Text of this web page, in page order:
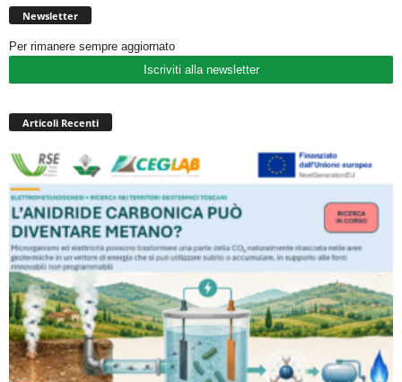
Newsletter
Per rimanere sempre aggiornato
Iscriviti alla newsletter
Articoli Recenti